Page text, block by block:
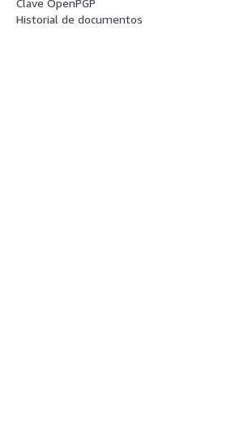
Clave OpenPGP
Historial de documentos